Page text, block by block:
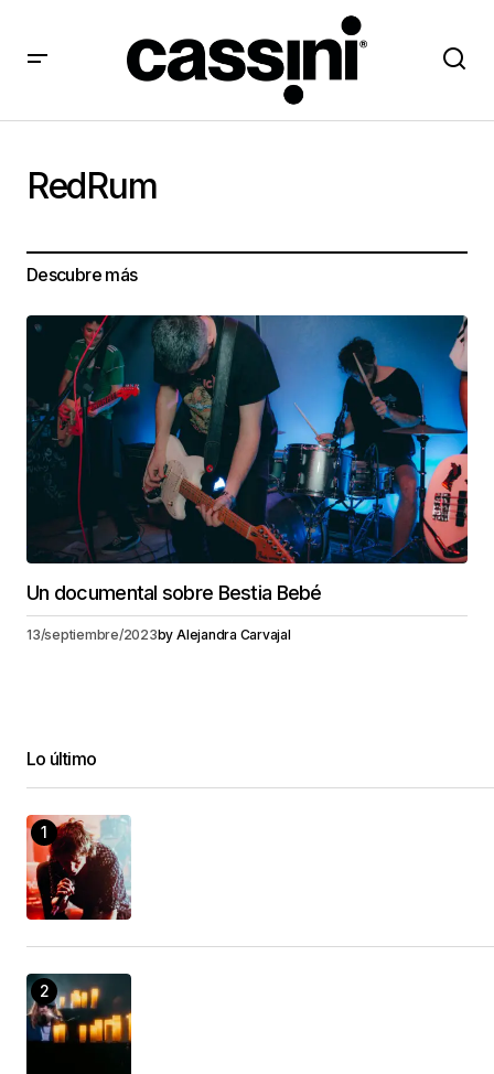
RedRum
Descubre más
Un documental sobre Bestia Bebé
13/septiembre/2023by Alejandra Carvajal
Lo último